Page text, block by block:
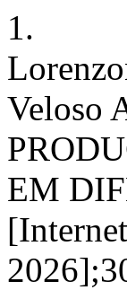
1.
Veloso
EM